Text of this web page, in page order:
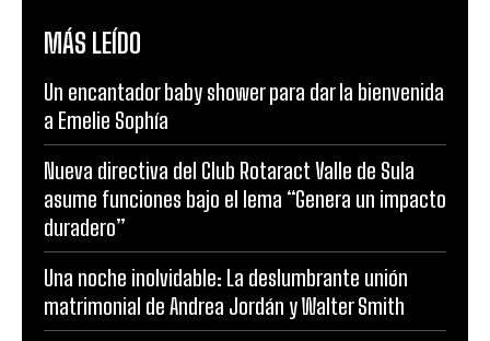
MÁS LEÍDO
Un encantador baby shower para dar la bienvenida
a Emelie Sophía
Nueva directiva del Club Rotaract Valle de Sula
asume funciones bajo el lema “Genera un impacto
duradero”
Una noche inolvidable: La deslumbrante unión
matrimonial de Andrea Jordán y Walter Smith